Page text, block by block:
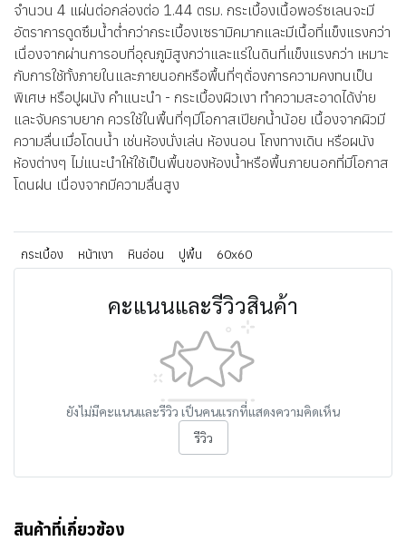
จำนวน 4 แผ่นต่อกล่องต่อ 1.44 ตรม. กระเบื้องเนื้อพอร์ซเลนจะมี
อัตราการดูดซึมน้ำต่ำกว่ากระเบื้องเซรามิคมากและมีเนื้อที่แข็งแรงกว่า
เนื่องจากผ่านการอบที่อุณภูมิสูงกว่าและแร่ในดินที่แข็งแรงกว่า เหมาะ
กับการใช้ทั้งภายในและภายนอกหรือพื้นที่ๆต้่องการความคงทนเป็น
พิเศษ หรือปูผนัง คำแนะนำ - กระเบื้องผิวเงา ทำความสะอาดได้ง่าย
และจับคราบยาก ควรใช้ในพื้นที่ๆมีโอกาสเปียกน้ำน้อย เนื้องจากผิวมี
ความลื่นเมื่อโดนน้ำ เช่นห้องนั่งเล่น ห้องนอน โถงทางเดิน หรือผนัง
ห้องต่างๆ ไม่แนะนำให้ใช้เป็นพื้นของห้องน้ำหรือพื้นภายนอกที่มีโอกาส
โดนฝน เนื่องจากมีความลื่นสูง
กระเบื้อง หน้าเงา หินอ่อน ปูพื้น 60x60
คะแนนและรีวิวสินค้า
ยังไม่มีคะแนนและรีวิว เป็นคนแรกที่แสดงความคิดเห็น
รีวิว
สินค้าที่เกี่ยวข้อง